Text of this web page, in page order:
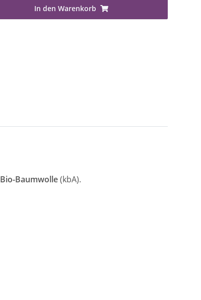
In den Warenkorb
Bio-Baumwolle(kbA).